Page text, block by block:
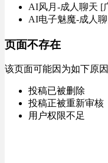
AI风月-成人聊天 [
AI电子魅魔-成人
页面不存在
该页面可能因为如下原
投稿已被删除
投稿正被重新审核
用户权限不足